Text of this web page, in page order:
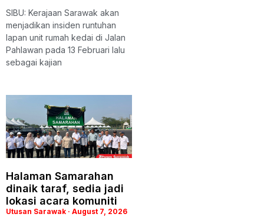
SIBU: Kerajaan Sarawak akan
menjadikan insiden runtuhan
lapan unit rumah kedai di Jalan
Pahlawan pada 13 Februari lalu
sebagai kajian
Halaman Samarahan
dinaik taraf, sedia jadi
lokasi acara komuniti
Utusan Sarawak August 7, 2026